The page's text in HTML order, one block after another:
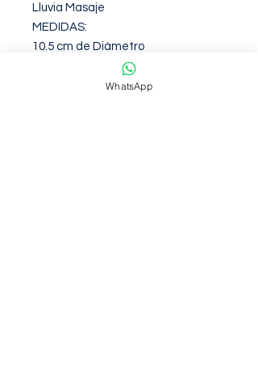
Lluvia Masaje
MEDIDAS:
10.5 cm de Diámetro
WhatsApp